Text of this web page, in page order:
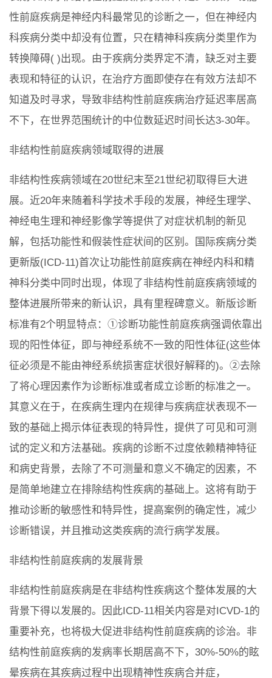
性前庭疾病是神经内科最常见的诊断之一，但在神经内
科疾病分类中却没有位置，只在精神科疾病分类里作为
转换障碍( )出现。由于疾病分类界定不清，缺乏对主要
表现和特征的认识，在治疗方面即使存在有效方法却不
知道及时寻求，导致非结构性前庭疾病治疗延迟率居高
不下，在世界范围统计的中位数延迟时间长达3-30年。
非结构性前庭疾病领域取得的进展
非结构性疾病领域在20世纪末至21世纪初取得巨大进
展。近20年来随着科学技术手段的发展，神经生理学、
神经电生理和神经影像学等提供了对症状机制的新见
解，包括功能性和假装性症状间的区别。国际疾病分类
更新版(ICD-11)首次让功能性前庭疾病在神经内科和精
神科分类中同时出现，体现了非结构性前庭疾病领域的
整体进展所带来的新认识，具有里程碑意义。新版诊断
标准有2个明显特点：①诊断功能性前庭疾病强调依靠出
现的阳性体征，即与神经系统不一致的阳性体征(这些体
征必须是不能由神经系统损害症状很好解释的)。②去除
了将心理因素作为诊断标准或者成立诊断的标准之一。
其意义在于，在疾病生理内在规律与疾病症状表现不一
致的基础上揭示体征表现的特异性，提供了可见和可测
试的定义和方法基础。疾病的诊断不过度依赖精神特征
和病史背景，去除了不可测量和意义不确定的因素，不
是简单地建立在排除结构性疾病的基础上。这将有助于
推动诊断的敏感性和特异性，提高案例的确定性，减少
诊断错误，并且推动这类疾病的流行病学发展。
非结构性前庭疾病的发展背景
非结构性前庭疾病是在非结构性疾病这个整体发展的大
背景下得以发展的。因此ICD-11相关内容是对ICVD-1的
重要补充，也将极大促进非结构性前庭疾病的诊治。非
结构性前庭疾病的发病率长期居高不下，30%-50%的眩
晕疾病在其疾病过程中出现精神性疾病合并症，